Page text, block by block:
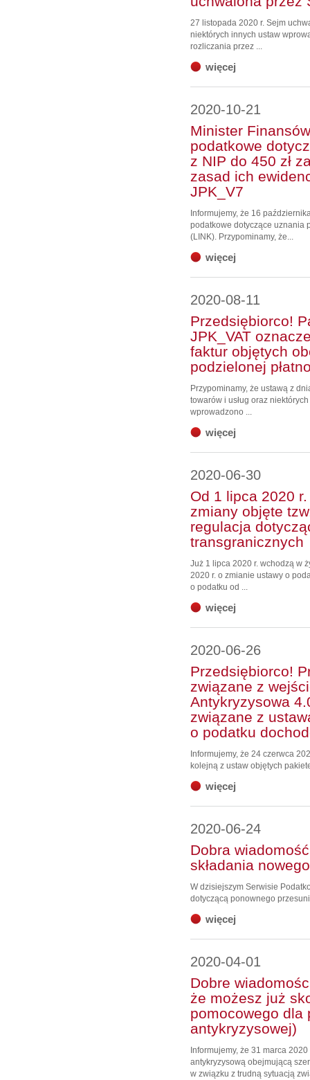
27 listopada 2020 r. Sejm
niektórych innych ustaw
rozliczania przez ...
więcej
2020-10-21
Minister
podatkowe
z NIP do 450 zł
zasad ich
JPK_V7
Informujemy, że 16
podatkowe dotyczące uznania
(LINK). Przypominamy, że...
więcej
2020-08-11
Przedsiębiorco!
JPK_VAT
faktur objętych
podzielonej
Przypominamy, że ustawą z
towarów i usług oraz
wprowadzono ...
więcej
2020-06-30
Od 1 lipca 2020
zmiany objęte
regulacja
transgranicznych
Już 1 lipca 2020 r. wchodzą w
2020 r. o zmianie ustawy o
o podatku od ...
więcej
2020-06-26
Przedsiębiorco!
związane z
Antykryzysowa
związane z
o podatku
Informujemy, że 24 czerwca
kolejną z ustaw objętych
więcej
2020-06-24
Dobra
składania
W dzisiejszym Serwisie
dotyczącą ponownego
więcej
2020-04-01
Dobre
że możesz już
pomocowego dla
antykryzysowej)
Informujemy, że 31 marca
antykryzysową obejmującą
w związku z trudną sytuacją